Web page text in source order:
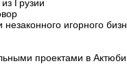
Грузии
игорного
проектами в